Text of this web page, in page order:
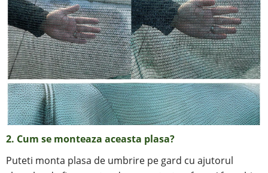
2. Cum se monteaza aceasta plasa?
Puteti monta plasa de umbrire pe gard cu ajutorul